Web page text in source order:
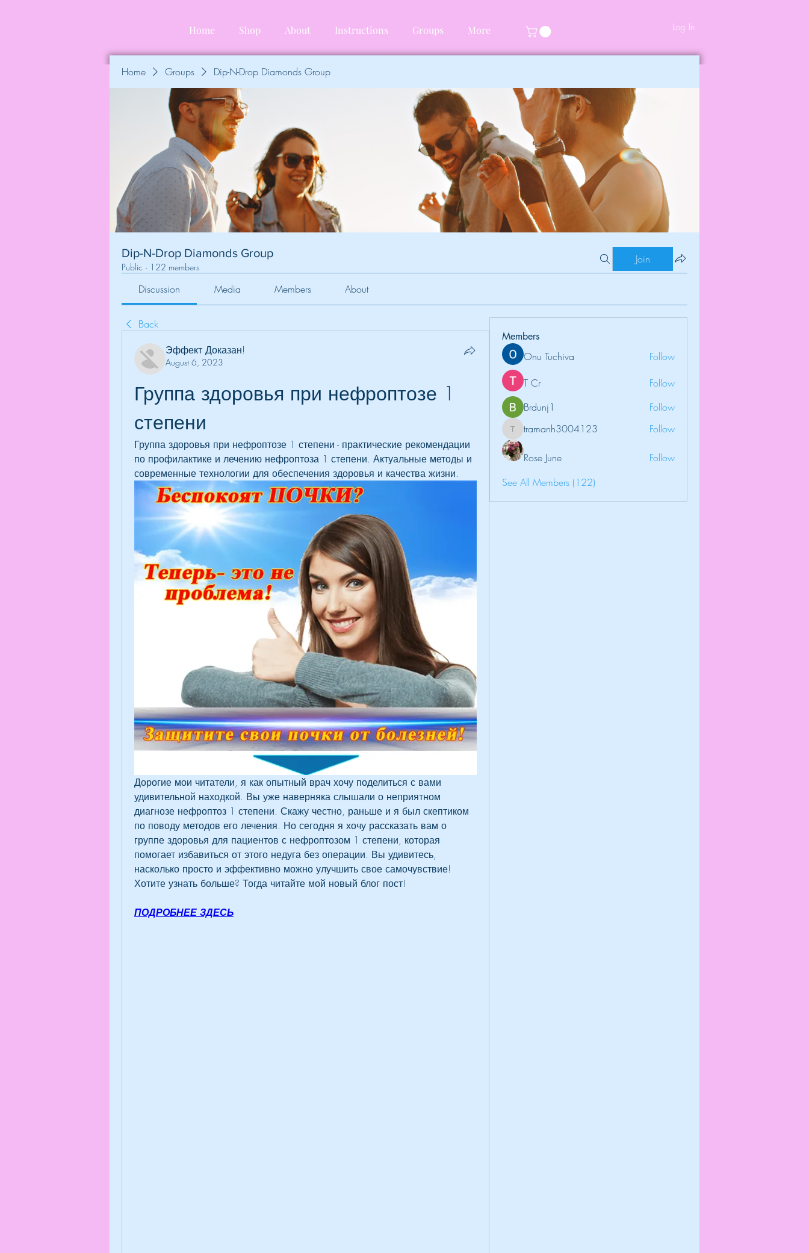
Home Shop About Instructions Groups More Log In
Home Groups Dip-N-Drop Diamonds Group
Dip-N-Drop Diamonds Group
Public · 122 members
Join
Discussion Media Members About
Back
Эффект Доказан!
August 6, 2023
Группа здоровья при нефроптозе 1
степени
Группа здоровья при нефроптозе 1 степени - практические рекомендации
по профилактике и лечению нефроптоза 1 степени. Актуальные методы и
современные технологии для обеспечения здоровья и качества жизни.
Дорогие мои читатели, я как опытный врач хочу поделиться с вами
удивительной находкой. Вы уже наверняка слышали о неприятном
диагнозе нефроптоз 1 степени. Скажу честно, раньше и я был скептиком
по поводу методов его лечения. Но сегодня я хочу рассказать вам о
группе здоровья для пациентов с нефроптозом 1 степени, которая
помогает избавиться от этого недуга без операции. Вы удивитесь,
насколько просто и эффективно можно улучшить свое самочувствие!
Хотите узнать больше? Тогда читайте мой новый блог пост!
ПОДРОБНЕЕ ЗДЕСЬ
Members
Onu Tuchiva
Follow
T Cr
Follow
Brdunj1
Follow
tramanh3004123
tramanh3004123 Follow
Rose June
Follow
See All Members (122)